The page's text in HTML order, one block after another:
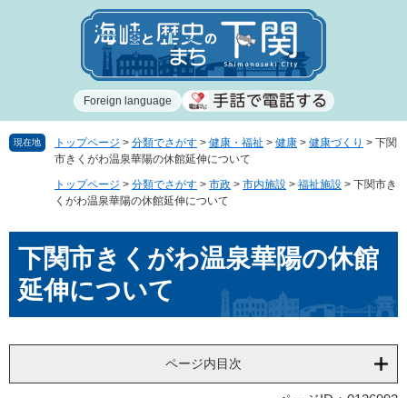
で
ば
Foreign language
現在地 トップページ > 分類でさがす > 健康・福祉 > 健康 > 健康づくり > 下関
市きくがわ温泉華陽の休館延伸について
トップページ > 分類でさがす > 市政 > 市内施設 > 福祉施設 > 下関市き
くがわ温泉華陽の休館延伸について
下関市きくがわ温泉華陽の休館
延伸について
ページ内目次